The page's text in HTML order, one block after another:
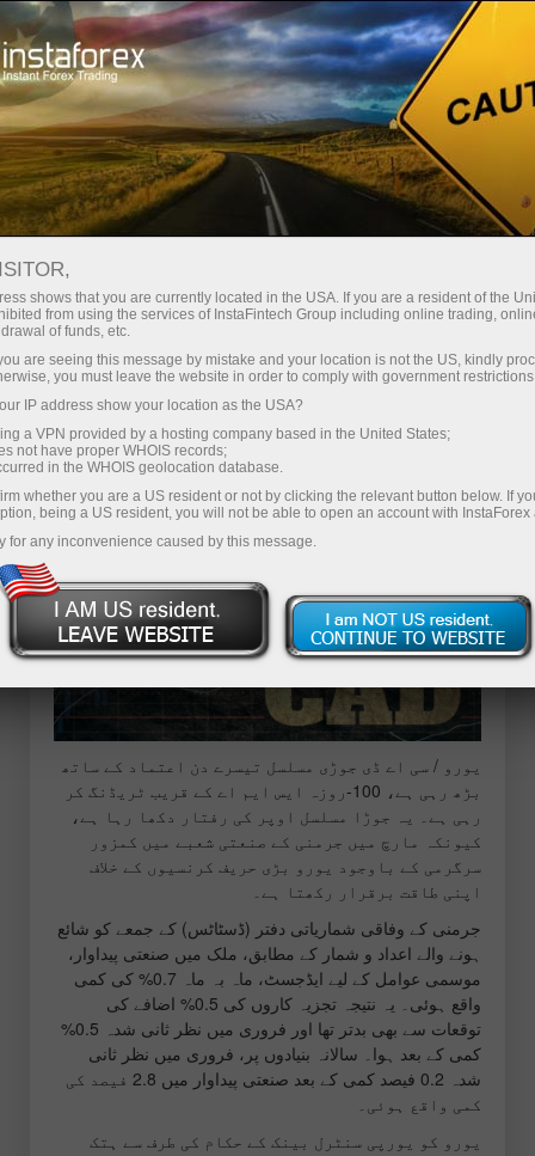
تاجروں کے لیے فارکس تجزیات
تجزیاتی جائزے
Fundamental analysis
08.05.2026 08:03 PM
یورو / سی اے ڈی قیمت کا تجزیہ اور
پیشن گوئی: یورو / سی اے ڈی اوپر کی
رفتار کو برقرار رکھتا ہے
یورو / سی اے ڈی جوڑی مسلسل تیسرے دن اعتماد کے ساتھ
بڑھ رہی ہے، 100-روزہ ایس ایم اے کے قریب ٹریڈنگ کر
رہی ہے۔ یہ جوڑا مسلسل اوپر کی رفتار دکھا رہا ہے،
کیونکہ مارچ میں جرمنی کے صنعتی شعبے میں کمزور
سرگرمی کے باوجود یورو بڑی حریف کرنسیوں کے خلاف
اپنی طاقت برقرار رکھتا ہے۔
جرمنی کے وفاقی شماریاتی دفتر (ڈسٹاٹس) کے جمعے کو شائع
ہونے والے اعداد و شمار کے مطابق، ملک میں صنعتی پیداوار،
موسمی عوامل کے لیے ایڈجسٹ، ماہ بہ ماہ 0.7% کی کمی
واقع ہوئی۔ یہ نتیجہ تجزیہ کاروں کی 0.5% اضافے کی
توقعات سے بھی بدتر تھا اور فروری میں نظر ثانی شدہ 0.5%
کمی کے بعد ہوا۔ سالانہ بنیادوں پر، فروری میں نظر ثانی
شدہ 0.2 فیصد کمی کے بعد صنعتی پیداوار میں 2.8 فیصد کی
کمی واقع ہوئی۔
یورو کو یورپی سنٹرل بینک کے حکام کی طرف سے ہتک
shows that you are currently located in the USA. If you are a resident of the
from using the services of InstaFintech Group including online trading,
of funds, etc.
are seeing this message by mistake and your location is not the US, kindly
you must leave the website in order to comply with government
IP address show your location as the USA?
a VPN provided by a hosting company based in the United States;
not have proper WHOIS records;
in the WHOIS geolocation database.
whether you are a US resident or not by clicking the relevant button below. If
being a US resident, you will not be able to open an account with InstaForex
for any inconvenience caused by this message.